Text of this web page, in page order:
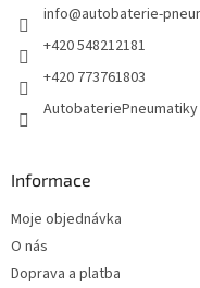
info@autobaterie-
+420 548212181
+420 773761803
AutobateriePneumatiky
Informace
Moje objednávka
O nás
Doprava a platba